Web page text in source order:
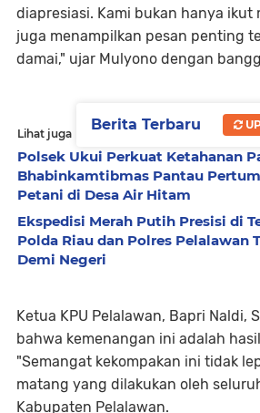
diapresiasi. Kami bukan hanya ikut
juga menampilkan pesan penting
damai," ujar Mulyono dengan
Lihat juga
Polsek Ukui Perkuat Ketahanan
Bhabinkamtibmas Pantau
Petani di Desa Air Hitam
Ekspedisi Merah Putih Presisi di
Polda Riau dan Polres Pelalawan
Demi Negeri
Ketua KPU Pelalawan, Bapri Naldi,
bahwa kemenangan ini adalah
"Semangat kekompakan ini tidak
matang yang dilakukan oleh
Kabupaten Pelalawan.
Berita Terbaru